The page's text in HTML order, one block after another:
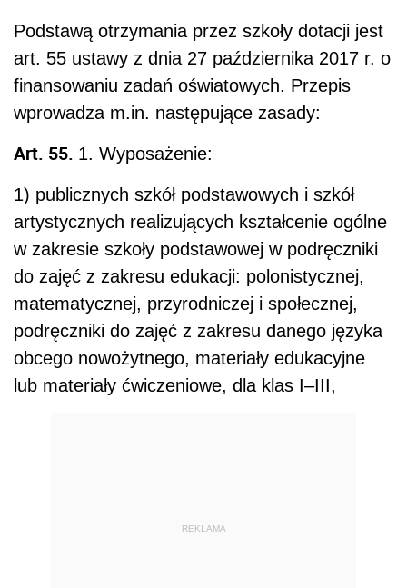
Podstawą otrzymania przez szkoły dotacji jest
art. 55 ustawy z dnia 27 października 2017 r. o
finansowaniu zadań oświatowych. Przepis
wprowadza m.in. następujące zasady:
Art. 55. 1. Wyposażenie:
1) publicznych szkół podstawowych i szkół
artystycznych realizujących kształcenie ogólne
w zakresie szkoły podstawowej w podręczniki
do zajęć z zakresu edukacji: polonistycznej,
matematycznej, przyrodniczej i społecznej,
podręczniki do zajęć z zakresu danego języka
obcego nowożytnego, materiały edukacyjne
lub materiały ćwiczeniowe, dla klas I–III,
REKLAMA